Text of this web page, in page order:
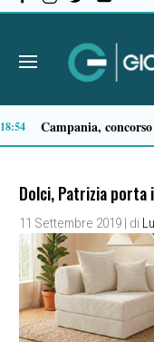
Dolci, Patrizia porta
11 Settembre 2019 | di